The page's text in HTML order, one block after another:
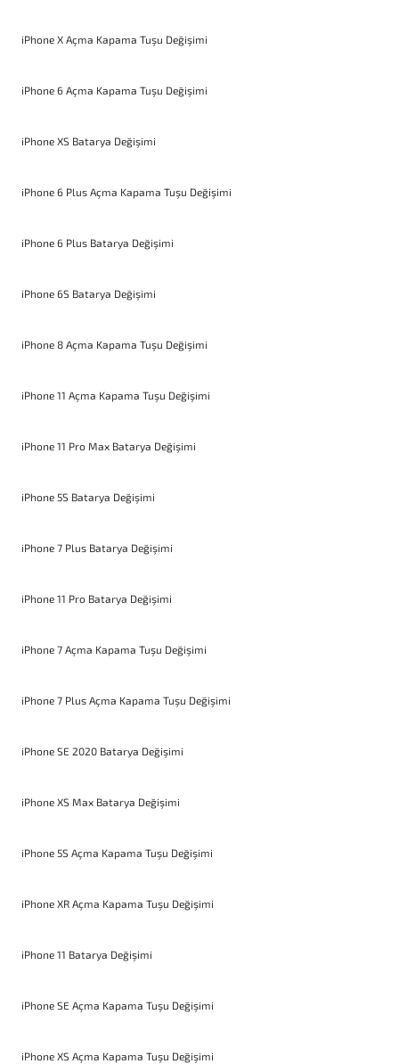
iPhone X Açma Kapama Tuşu Değişimi
iPhone 6 Açma Kapama Tuşu Değişimi
iPhone XS Batarya Değişimi
iPhone 6 Plus Açma Kapama Tuşu Değişimi
iPhone 6 Plus Batarya Değişimi
iPhone 6S Batarya Değişimi
iPhone 8 Açma Kapama Tuşu Değişimi
iPhone 11 Açma Kapama Tuşu Değişimi
iPhone 11 Pro Max Batarya Değişimi
iPhone 5S Batarya Değişimi
iPhone 7 Plus Batarya Değişimi
iPhone 11 Pro Batarya Değişimi
iPhone 7 Açma Kapama Tuşu Değişimi
iPhone 7 Plus Açma Kapama Tuşu Değişimi
iPhone SE 2020 Batarya Değişimi
iPhone XS Max Batarya Değişimi
iPhone 5S Açma Kapama Tuşu Değişimi
iPhone XR Açma Kapama Tuşu Değişimi
iPhone 11 Batarya Değişimi
iPhone SE Açma Kapama Tuşu Değişimi
iPhone XS Açma Kapama Tuşu Değişimi